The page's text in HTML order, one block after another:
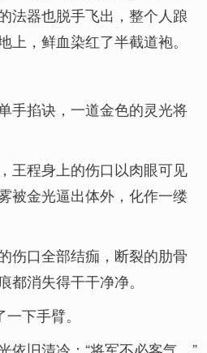
法器也脱手飞出，整个人踉
上，鲜血染红了半截道袍。
手掐诀，一道金色的灵光将
王程身上的伤口以肉眼可见
被金光逼出体外，化作一缕
伤口全部结痂，断裂的肋骨
消失得干干净净。
下手臂。